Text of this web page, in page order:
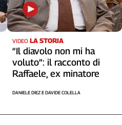
VIDEO LA STORIA
“Il diavolo non mi ha
voluto”: il racconto di
Raffaele, ex minatore
DANIELE DIEZ E DAVIDE COLELLA